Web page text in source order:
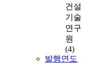
건설
기술
연구
원
(4)
발행연도